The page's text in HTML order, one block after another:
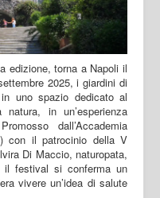
edizione, torna a Napoli il
2025, i giardini di
uno spazio dedicato al
in un’esperienza
dall’Accademia
con il patrocinio della V
Di Maccio, naturopata,
il festival si conferma un
vivere un’idea di salute